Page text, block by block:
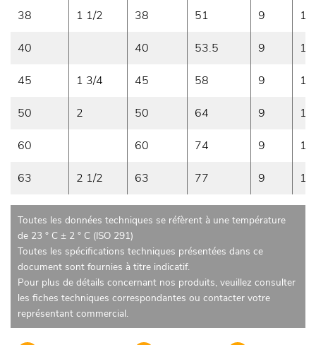
38 1 1/2 38 51 9 14
40 40 53.5 9 14
45 1 3/4 45 58 9 12
50 2 50 64 9 12
60 60 74 9 12
63 2 1/2 63 77 9 12
Toutes les données techniques se réfèrent à une température
de 23 ° C ± 2 ° C (ISO 291)
Toutes les spécifications techniques présentées dans ce
document sont fournies à titre indicatif.
Pour plus de détails concernant nos produits, veuillez consulter
les fiches techniques correspondantes ou contacter votre
représentant commercial.